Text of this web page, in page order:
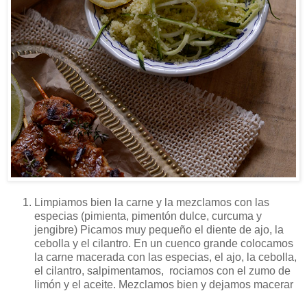
Limpiamos bien la carne y la mezclamos con las
especias (pimienta, pimentón dulce, curcuma y
jengibre) Picamos muy pequeño el diente de ajo, la
cebolla y el cilantro. En un cuenco grande colocamos
la carne macerada con las especias, el ajo, la cebolla,
el cilantro, salpimentamos, rociamos con el zumo de
limón y el aceite. Mezclamos bien y dejamos macerar